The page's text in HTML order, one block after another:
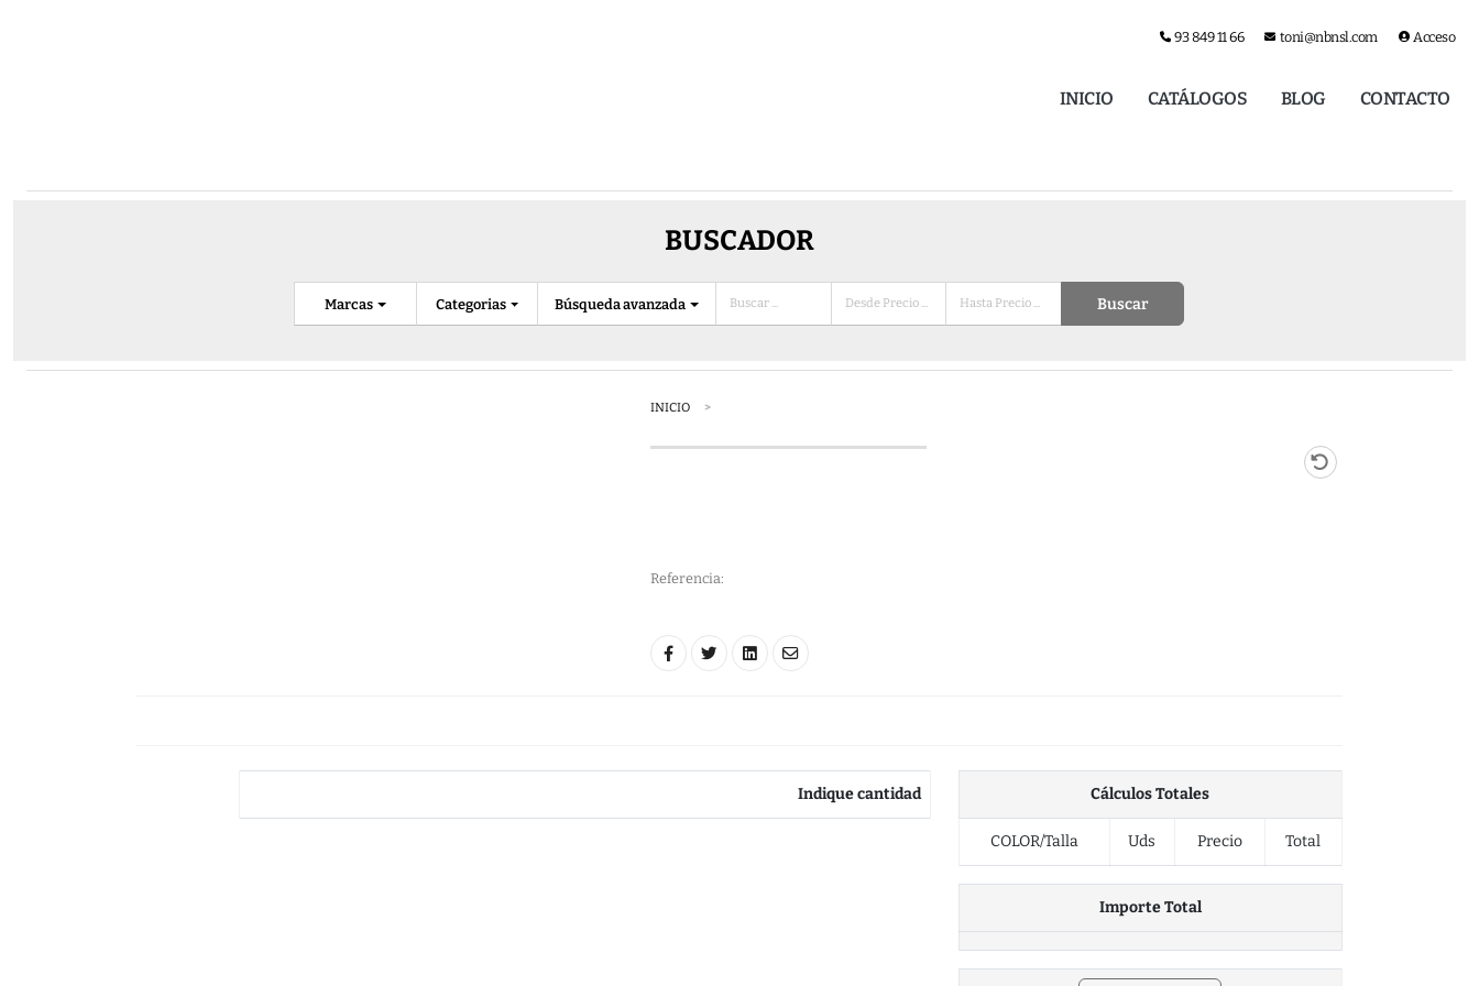
93 849 11 66 toni@nbnsl.com Acceso
INICIO CATÁLOGOS BLOG CONTACTO
BUSCADOR
Categorias
Marcas Búsqueda avanzada Buscar
INICIO
Referencia:
Indique cantidad Cálculos Totales
COLOR/Talla Uds Precio Total
Importe Total